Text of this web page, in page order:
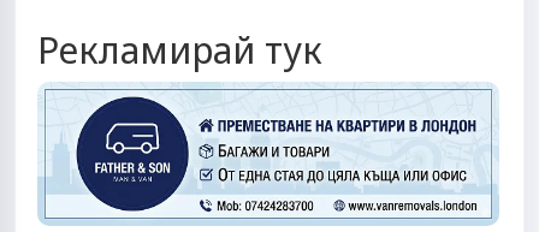
Рекламирай тук